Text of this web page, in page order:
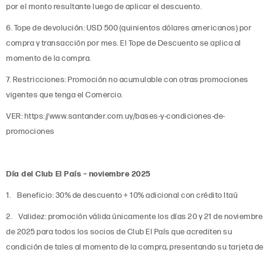
por el monto resultante luego de aplicar el descuento.
6. Tope de devolución: USD 500 (quinientos dólares americanos) por
compra y transacción por mes. El Tope de Descuento se aplica al
momento de la compra.
7. Restricciones: Promoción no acumulable con otras promociones
vigentes que tenga el Comercio.
VER: https://www.santander.com.uy/bases-y-condiciones-de-
promociones
Día del Club El País – noviembre 2025
1. Beneficio: 30% de descuento + 10% adicional con crédito Itaú
2. Validez: promoción válida únicamente los días 20 y 21 de noviembre
de 2025 para todos los socios de Club El País que acrediten su
condición de tales al momento de la compra, presentando su tarjeta de